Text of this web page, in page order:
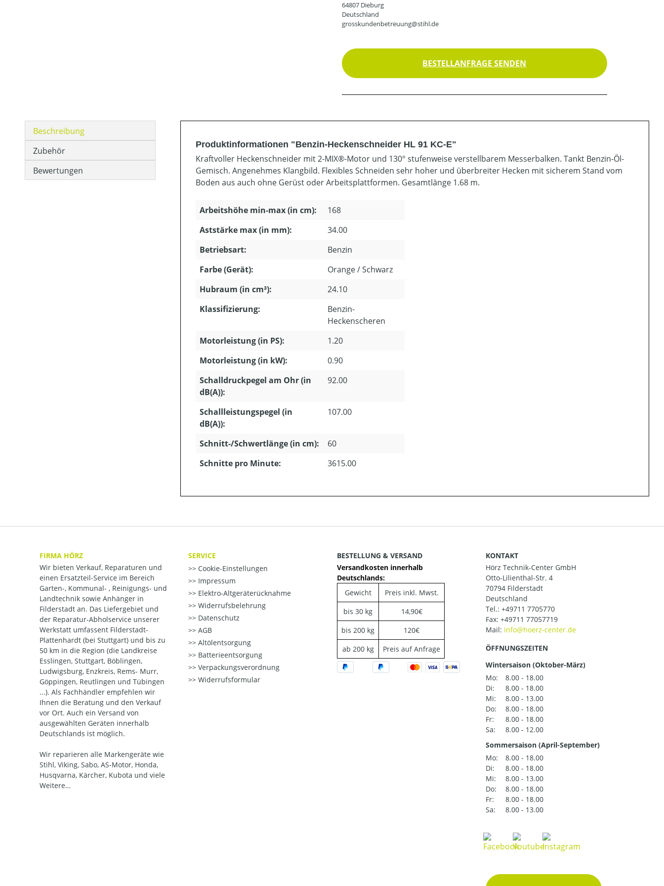
64807 Dieburg
Deutschland
grosskundenbetreuung@stihl.de
BESTELLANFRAGE SENDEN
Beschreibung
Zubehör
Bewertungen
Produktinformationen "Benzin-Heckenschneider HL 91 KC-E"
Kraftvoller Heckenschneider mit 2-MIX®-Motor und 130° stufenweise verstellbarem Messerbalken. Tankt Benzin-Öl-
Gemisch. Angenehmes Klangbild. Flexibles Schneiden sehr hoher und überbreiter Hecken mit sicherem Stand vom
Boden aus auch ohne Gerüst oder Arbeitsplattformen. Gesamtlänge 1.68 m.
Arbeitshöhe min-max (in cm):
168
Aststärke max (in mm):
34.00
Betriebsart:
Benzin
Farbe (Gerät):
Orange / Schwarz
Hubraum (in cm³):
24.10
Klassifizierung:
Benzin-
Heckenscheren
Motorleistung (in PS):
1.20
Motorleistung (in kW):
0.90
Schalldruckpegel am Ohr (in
dB(A)):
92.00
Schallleistungspegel (in
dB(A)):
107.00
Schnitt-/Schwertlänge (in cm):
60
Schnitte pro Minute:
3615.00
FIRMA HÖRZ
Wir bieten Verkauf, Reparaturen und
einen Ersatzteil-Service im Bereich
Garten-, Kommunal- , Reinigungs- und
Landtechnik sowie Anhänger in
Filderstadt an. Das Liefergebiet und
der Reparatur-Abholservice unserer
Werkstatt umfassent Filderstadt-
Plattenhardt (bei Stuttgart) und bis zu
50 km in die Region (die Landkreise
Esslingen, Stuttgart, Böblingen,
Ludwigsburg, Enzkreis, Rems- Murr,
Göppingen, Reutlingen und Tübingen
...). Als Fachhändler empfehlen wir
Ihnen die Beratung und den Verkauf
vor Ort. Auch ein Versand von
ausgewählten Geräten innerhalb
Deutschlands ist möglich.
Wir reparieren alle Markengeräte wie
Stihl, Viking, Sabo, AS-Motor, Honda,
Husqvarna, Kärcher, Kubota und viele
Weitere…
SERVICE
Cookie-Einstellungen
Impressum
Elektro-Altgeräterücknahme
Widerrufsbelehrung
Datenschutz
AGB
Altölentsorgung
Batterieentsorgung
Verpackungsverordnung
Widerrufsformular
BESTELLUNG & VERSAND
Versandkosten innerhalb
Deutschlands:
Gewicht
Preis inkl. Mwst.
bis 30 kg
14,90€
bis 200 kg
120€
ab 200 kg
Preis auf Anfrage
KONTAKT
Hörz Technik-Center GmbH
Otto-Lilienthal-Str. 4
70794 Filderstadt
Deutschland
Tel.: +49711 7705770
Fax: +49711 77057719
Mail:
ÖFFNUNGSZEITEN
Wintersaison (Oktober-März)
Mo:
8.00 - 18.00
Di:
8.00 - 18.00
Mi:
8.00 - 13.00
Do:
8.00 - 18.00
Fr:
8.00 - 18.00
Sa:
8.00 - 12.00
Sommersaison (April-September)
Mo:
8.00 - 18.00
Di:
8.00 - 18.00
Mi:
8.00 - 13.00
Do:
8.00 - 18.00
Fr:
8.00 - 18.00
Sa:
8.00 - 13.00